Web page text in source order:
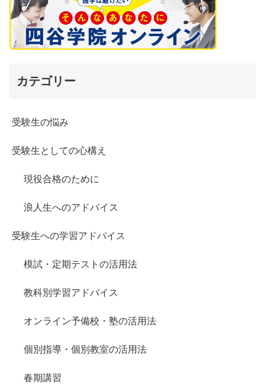
カテゴリー
受験生の悩み
受験生としての心構え
現役合格のために
浪人生へのアドバイス
受験生への学習アドバイス
模試・定期テストの活用法
教科別学習アドバイス
オンライン予備校・塾の活用法
個別指導・個別教室の活用法
春期講習